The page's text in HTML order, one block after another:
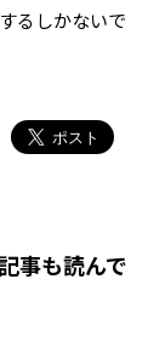
るしかないで
事も読んで